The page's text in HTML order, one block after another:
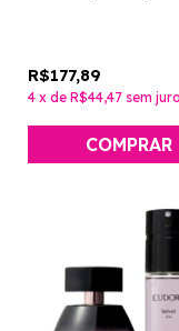
R$177,89
4 x de R$44,47 sem